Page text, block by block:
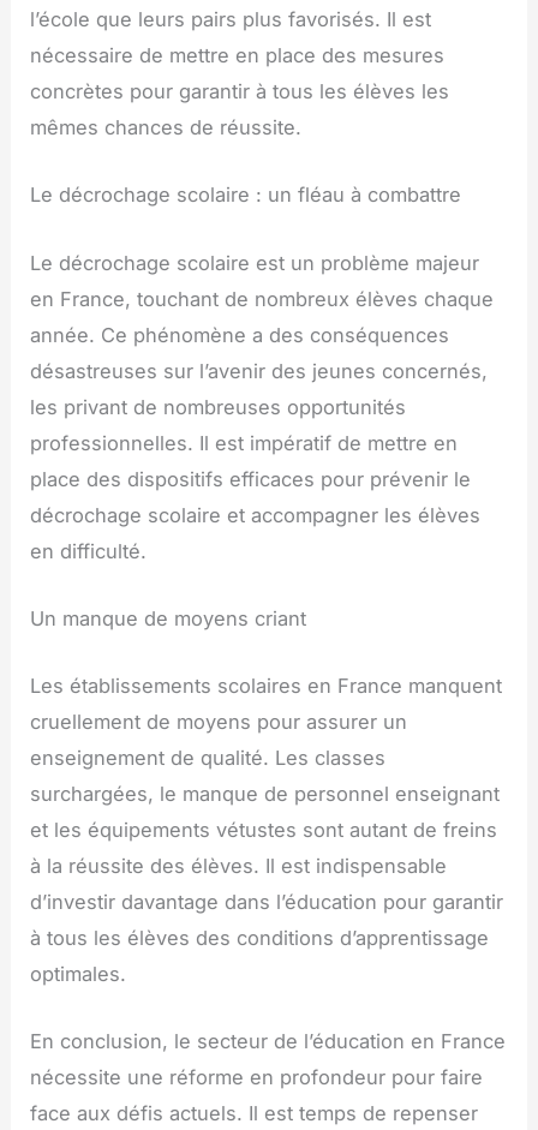
l’école que leurs pairs plus favorisés. Il est
nécessaire de mettre en place des mesures
concrètes pour garantir à tous les élèves les
mêmes chances de réussite.
Le décrochage scolaire : un fléau à combattre
Le décrochage scolaire est un problème majeur
en France, touchant de nombreux élèves chaque
année. Ce phénomène a des conséquences
désastreuses sur l’avenir des jeunes concernés,
les privant de nombreuses opportunités
professionnelles. Il est impératif de mettre en
place des dispositifs efficaces pour prévenir le
décrochage scolaire et accompagner les élèves
en difficulté.
Un manque de moyens criant
Les établissements scolaires en France manquent
cruellement de moyens pour assurer un
enseignement de qualité. Les classes
surchargées, le manque de personnel enseignant
et les équipements vétustes sont autant de freins
à la réussite des élèves. Il est indispensable
d’investir davantage dans l’éducation pour garantir
à tous les élèves des conditions d’apprentissage
optimales.
En conclusion, le secteur de l’éducation en France
nécessite une réforme en profondeur pour faire
face aux défis actuels. Il est temps de repenser